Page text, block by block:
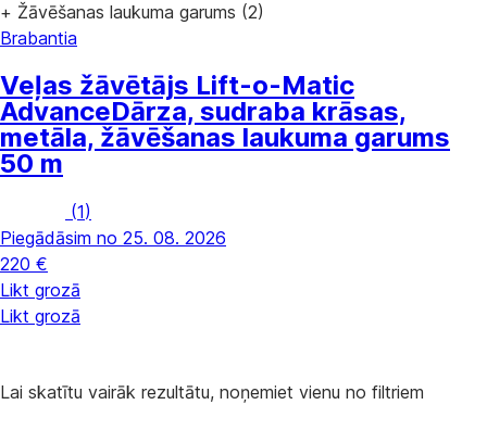
+ Žāvēšanas laukuma garums (2)
Brabantia
Veļas žāvētājs Lift-o-Matic
AdvanceDārza, sudraba krāsas,
metāla, žāvēšanas laukuma garums
50 m
(1)
Piegādāsim no 25. 08. 2026
220 €
Likt grozā
Likt grozā
Lai skatītu vairāk rezultātu, noņemiet vienu no filtriem